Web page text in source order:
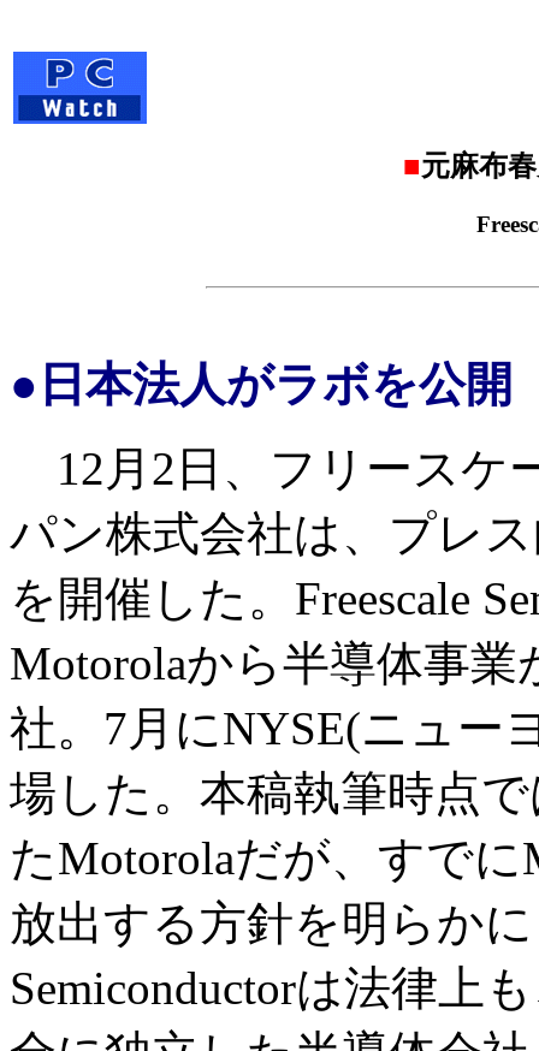
■元麻布
●日本法人がラボを公開
12月2日、フリースケ
パン株式会社は、プレ
を開催した。Freescale
Motorolaから半導体事
社。7月にNYSE(ニュー
場した。本稿執筆時点
たMotorolaだが、すで
放出する方針を明らかに
Semiconductorは法律上